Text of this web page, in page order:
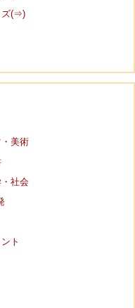
ズ(⇒)
美術
社会
ト